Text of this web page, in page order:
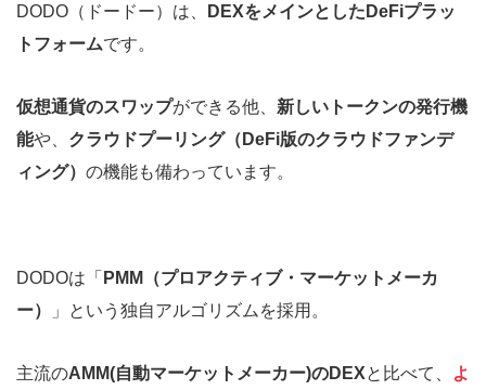
DODO（ドードー）は、
DEXをメインとしたDeFiプラッ
トフォームです。
仮想通貨のスワップができる他、 新しいトークンの発行機
能や、 クラウドプーリング（DeFi版のクラウドファンデ
ィング） の機能も備わっています。
DODOは「 PMM（プロアクティブ・マーケットメーカ
ー）
」という独自アルゴリズムを採用。
主流のAMM(自動マーケットメーカー)のDEXと比べて、
よ